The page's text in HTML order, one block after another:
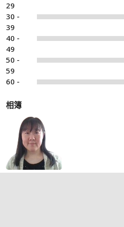
29
30 -
39
40 -
49
50 -
59
60 -
相簿